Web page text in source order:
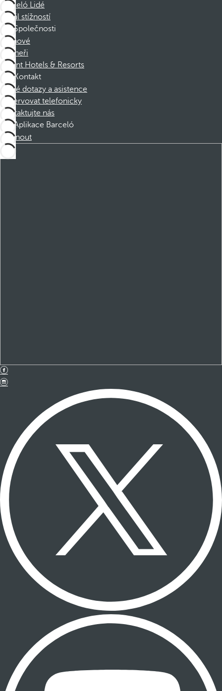
Barceló Lidé
Kanál stížností
Společnosti
Členové
Partneři
Dorint Hotels & Resorts
Kontakt
Časté dotazy a asistence
Rezervovat telefonicky
Kontaktujte nás
Aplikace Barceló
Stáhnout